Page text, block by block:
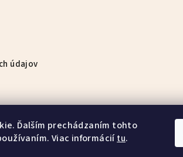
Ďalším prechádzaním tohto
Viac informáciítu.
údajov